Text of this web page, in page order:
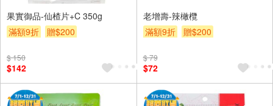
果實御品-仙楂片+C 350g
滿額9折
贈$200
$ 150
$142
老增壽-辣橄欖
滿額9折
贈$200
$ 79
$72